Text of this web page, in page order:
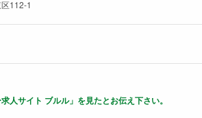
112-1
人サイト ブルル」を見たとお伝え下さい。